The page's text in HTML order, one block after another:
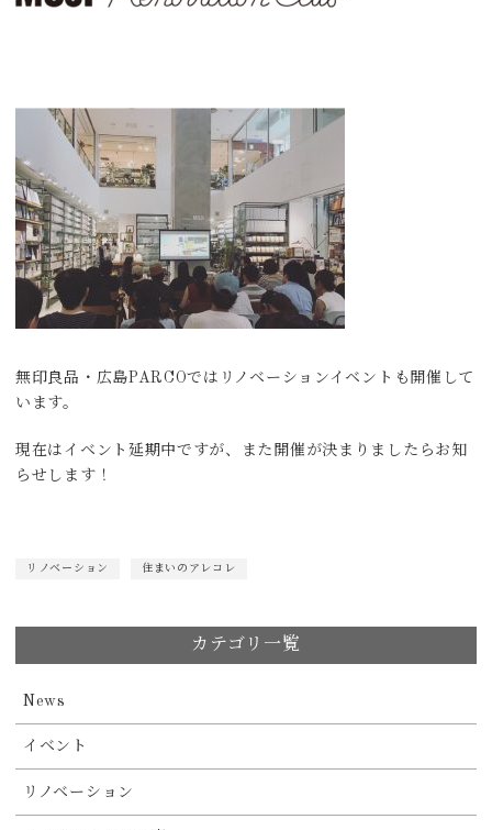
無印良品・広島PARCOではリノベーションイベントも開催して
います。
現在はイベント延期中ですが、また開催が決まりましたらお知
らせします！
リノベーション 住まいのアレコレ
カテゴリ一覧
News
イベント
リノベーション